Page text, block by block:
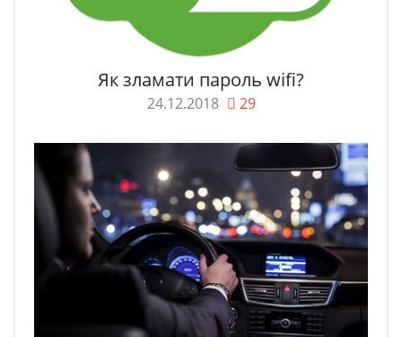
Як зламати пароль wifi?
24.12.2018 29